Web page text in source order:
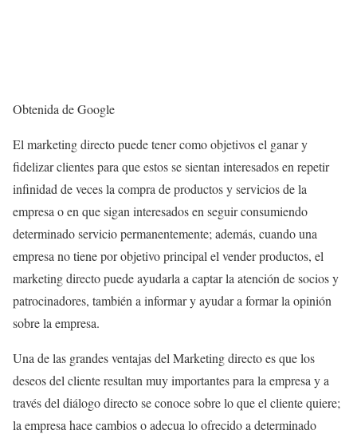
Obtenida de Google
El marketing directo puede tener como objetivos el ganar y
fidelizar clientes para que estos se sientan interesados en repetir
infinidad de veces la compra de productos y servicios de la
empresa o en que sigan interesados en seguir consumiendo
determinado servicio permanentemente; además, cuando una
empresa no tiene por objetivo principal el vender productos, el
marketing directo puede ayudarla a captar la atención de socios y
patrocinadores, también a informar y ayudar a formar la opinión
sobre la empresa.
Una de las grandes ventajas del Marketing directo es que los
deseos del cliente resultan muy importantes para la empresa y a
través del diálogo directo se conoce sobre lo que el cliente quiere;
la empresa hace cambios o adecua lo ofrecido a determinado